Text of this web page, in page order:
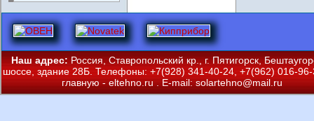
Наш адрес:Россия, Ставропольский кр., г. Пятигорск,
шоссе, здание 28Б. Телефоны: +7(928) 341-40-24, +7(962) 016-
главную -eltehno.ru. E-mail:solartehno@mail.ru